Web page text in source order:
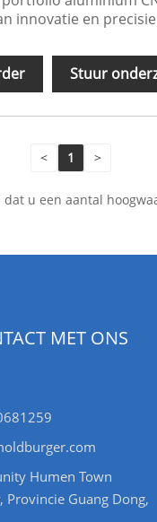
innovatie en
Stuur
< 1 >
u een aantal
MET ONS
Humen Town
Provincie Guang Dong,